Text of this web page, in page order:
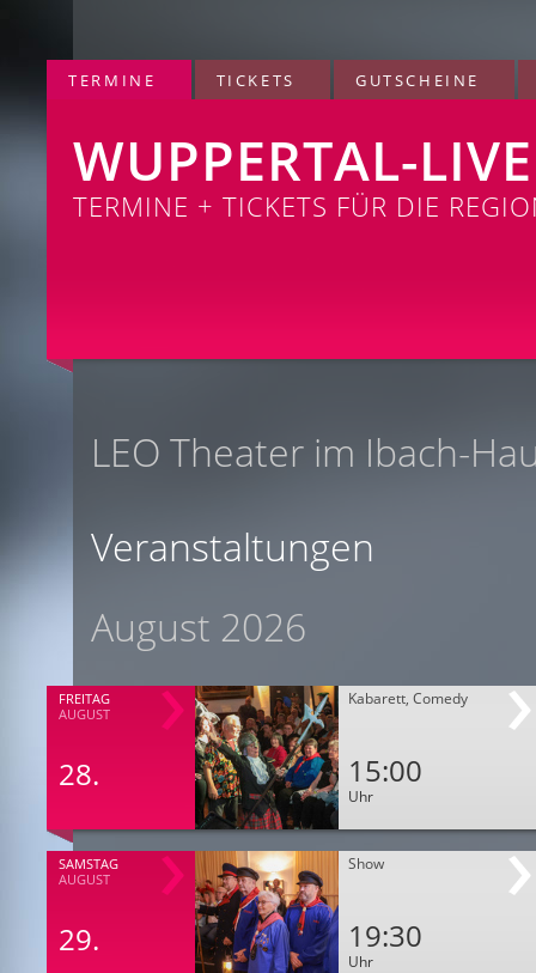
TERMINE TICKETS GUTSCHEINE
WUPPERTAL-LIVE
TERMINE + TICKETS FÜR DIE
LEO Theater im Ibach-
Veranstaltungen
August 2026
FREITAG
AUGUST
28.
Kabarett, Comedy
15:00
Uhr
SAMSTAG
AUGUST
29.
Show
19:30
Uhr